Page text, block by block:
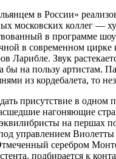
в России»
коллег —
в программе
в современном
Ларибле. Звук
на пользу артистам.
из кордебалета, то
присутствие в
нагоняющие
на першах
управлением
серебром
подбирается к